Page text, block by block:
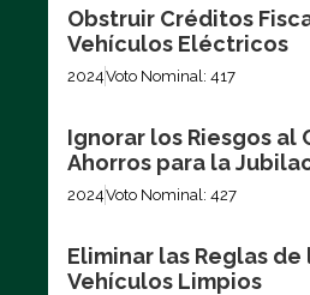
Obstruir Créditos
Vehículos Eléctricos
2024Voto Nominal: 417
Ignorar los Riesgos al
Ahorros para la
2024Voto Nominal: 427
Eliminar las Reglas de
Vehículos Limpios